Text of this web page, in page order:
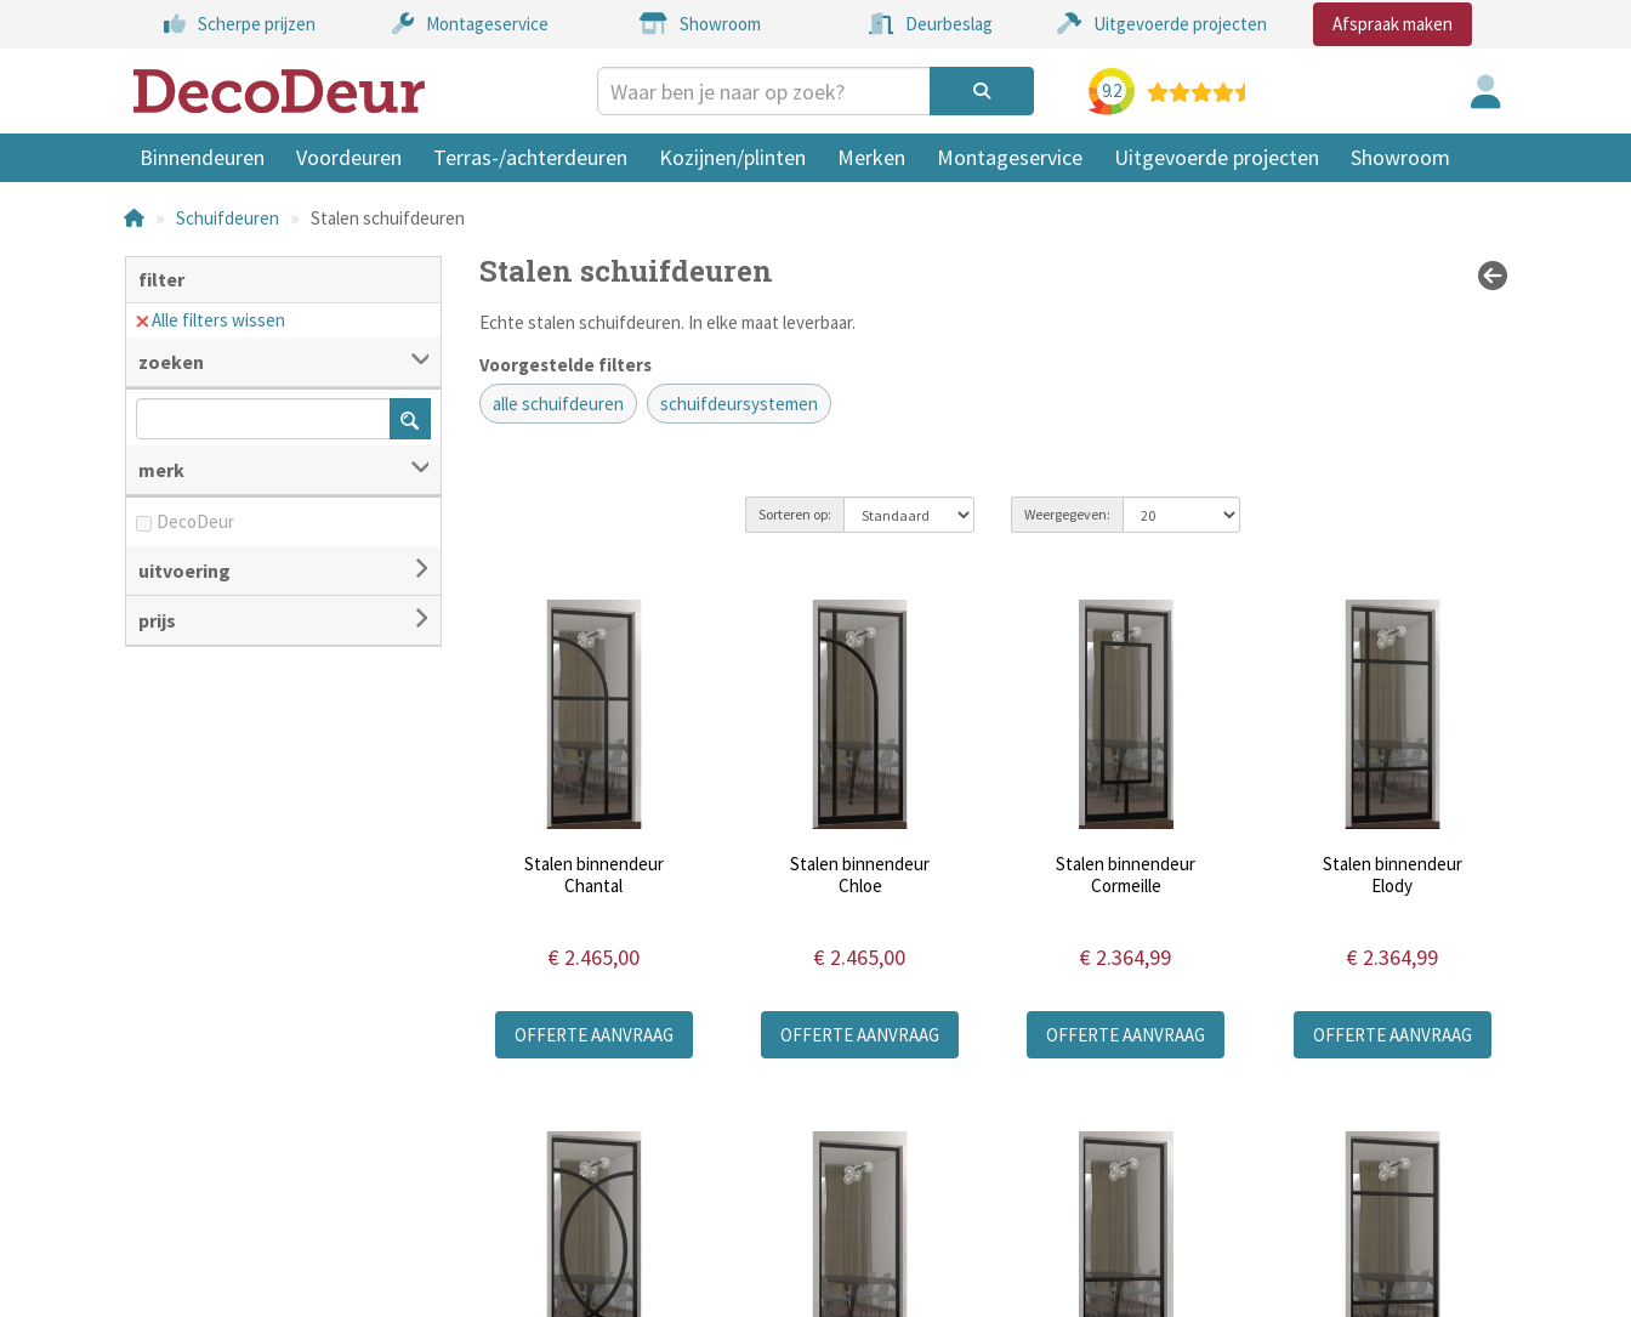
Scherpe prijzen Montageservice Showroom Deurbeslag Uitgevoerde projecten Afspraak maken
9.2
Binnendeuren Voordeuren Terras-/achterdeuren Kozijnen/plinten Merken Montageservice Uitgevoerde projecten Showroom
Schuifdeuren Stalen schuifdeuren
filter
Alle filters wissen
zoeken
merk
DecoDeur
uitvoering
prijs
Stalen schuifdeuren
Echte stalen schuifdeuren. In elke maat leverbaar.
Voorgestelde filters
alle schuifdeuren
schuifdeursystemen
Sorteren op: Weergegeven:
Stalen binnendeur
Chantal
€ 2.465,00
OFFERTE AANVRAAG
Stalen binnendeur
Chloe
€ 2.465,00
OFFERTE AANVRAAG
Stalen binnendeur
Cormeille
€ 2.364,99
OFFERTE AANVRAAG
Stalen binnendeur
Elody
€ 2.364,99
OFFERTE AANVRAAG